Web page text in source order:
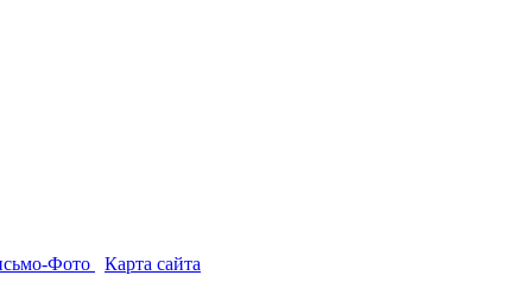
Фото Карта сайта